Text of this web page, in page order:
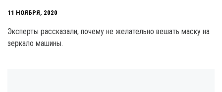
11 НОЯБРЯ, 2020
Эксперты рассказали, почему не желательно вешать маску на
зеркало машины.